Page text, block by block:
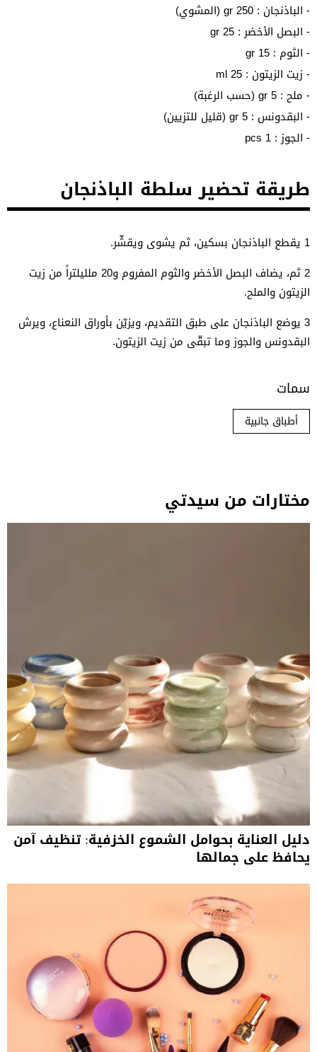
- الباذنجان : 250 gr (المشوي)
- البصل الأخضر : 25 gr
- الثوم : 15 gr
- زيت الزيتون : 25 ml
- ملح : 5 gr (حسب الرغبة)
- البقدونس : 5 gr (قليل للتزيين)
- الجوز : 1 pcs
طريقة تحضير سلطة الباذنجان
1 يقطع الباذنجان بسكين، ثم يشوى ويقشّر.
2 ثم، يضاف البصل الأخضر والثوم المفروم و20 ملليلتراً من زيت
الزيتون والملح.
3 يوضع الباذنجان على طبق التقديم، ويزيّن بأوراق النعناع، ويرش
البقدونس والجوز وما تبقّى من زيت الزيتون.
سمات
أطباق جانبية
مختارات من سيدتي
دليل العناية بحوامل الشموع الخزفية: تنظيف آمن
يحافظ على جمالها